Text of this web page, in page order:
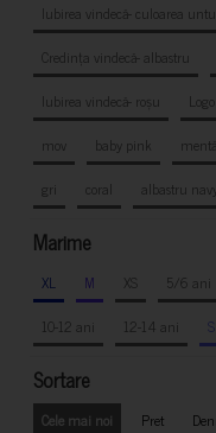
Iubirea vindecă- culoarea
Credința vindecă- albastru
Iubirea vindecă- roșu
mov
baby pink mentă
gri
coral albastru navy
Marime
XL M XS 5/6 ani
10-12 ani
12-14 ani S
Sortare
Cele mai noi Pret